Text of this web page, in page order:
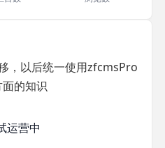
，以后统一使用zfcmsPro
的知识
运营中